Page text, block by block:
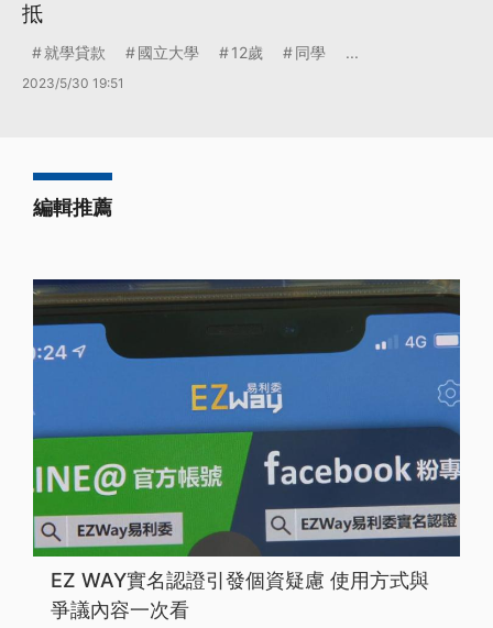
抵
就學貸款 國立大學 12歲 同學 ...
2023/5/30 19:51
編輯推薦
EZ WAY實名認證引發個資疑慮 使用方式與
爭議內容一次看